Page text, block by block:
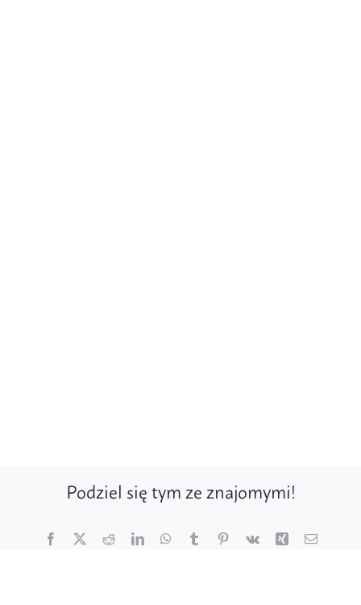
Podziel się tym ze znajomymi!
Facebook
X RedditLinkedInWhatsApp
TumblrPinterest
Vk Xing Email